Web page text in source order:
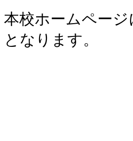
本校ホームペー
となります。